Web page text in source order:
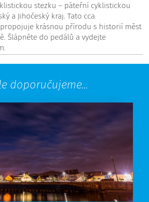
stezku – páteřní cyklistickou
a Jihočeský kraj. Tato cca
propojuje krásnou přírodu s historií měst
Šlápněte do pedálů a vydejte
doporučujeme...